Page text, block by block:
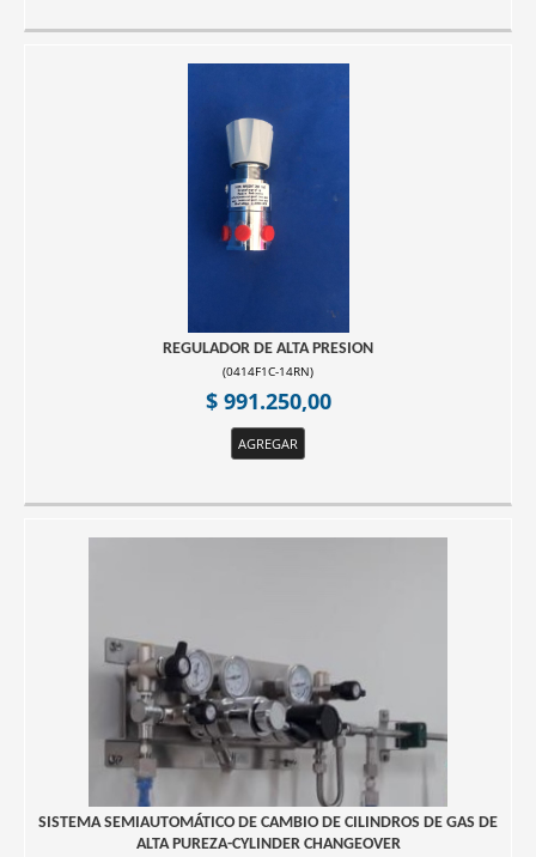
REGULADOR DE ALTA PRESION
(0414F1C-14RN)
$ 991.250,00
AGREGAR
SISTEMA SEMIAUTOMÁTICO DE CAMBIO DE CILINDROS DE GAS DE
ALTA PUREZA-CYLINDER CHANGEOVER